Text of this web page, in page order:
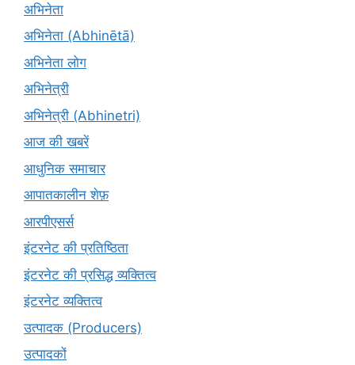
अभिनेता
अभिनेता (Abhinētā)
अभिनेता लोग
अभिनेत्री
अभिनेत्री (Abhinetri)
आज की खबरें
आधुनिक समाचार
आपातकालीन शेफ़
आरपीएसर्स
इंटरनेट की प्रतिष्ठिता
इंटरनेट की प्रसिद्ध व्यक्तित्व
इंटरनेट व्यक्तित्व
उत्पादक (Producers)
उत्पादकों